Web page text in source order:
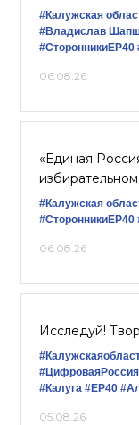
#Калужская
#Владислав
#СторонникиЕР40
06.08.26
«Единая
#Калужская
#СторонникиЕР40
06.08.26
Исследуй!
#Калуга #ЕР40
05.08.26